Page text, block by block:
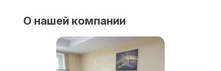
О нашей компании